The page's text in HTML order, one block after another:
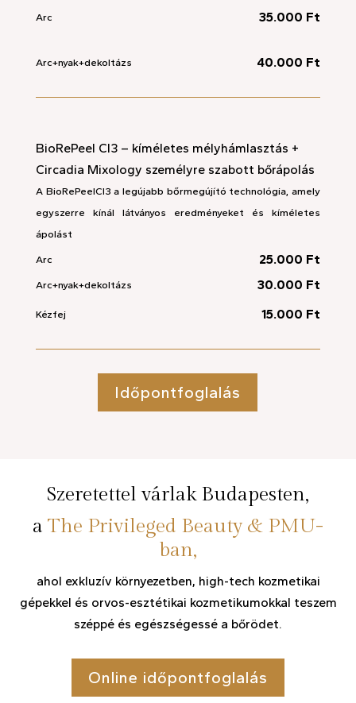
Arc
Arc+nyak+dekoltázs
35.000 Ft
40.000 Ft
BioRePeel Cl3 – kíméletes mélyhámlasztás +
Circadia Mixology személyre szabott bőrápolás
A BioRePeelCl3 a legújabb bőrmegújító technológia, amely
egyszerre kínál látványos eredményeket és kíméletes
ápolást
Arc 25.000 Ft
Arc+nyak+dekoltázs 30.000 Ft
Kézfej 15.000 Ft
Időpontfoglalás
Szeretettel várlak Budapesten,
a The Privileged Beauty & PMU-
ban,
ahol exkluzív környezetben, high-tech kozmetikai
gépekkel és orvos-esztétikai kozmetikumokkal teszem
széppé és egészségessé a bőrödet.
Online időpontfoglalás